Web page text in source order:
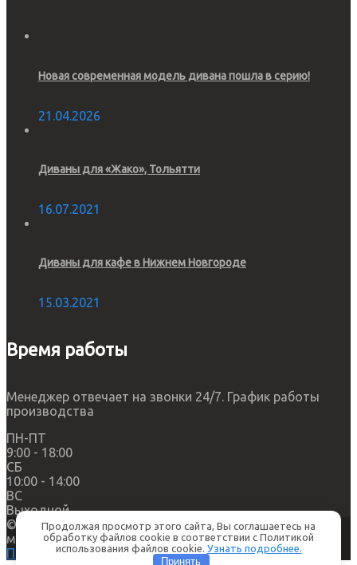
Новая современная модель дивана пошла в серию!
21.04.2026
Диваны для «Жако», Тольятти
16.07.2021
Диваны для кафе в Нижнем Новгороде
15.03.2021
Время работы
Менеджер отвечает на звонки 24/7. График работы
производства
ПН-ПТ
9:00 - 18:00
СБ
10:00 - 14:00
ВС
Выходной
© 2014-2026 ООО "МЕБЕЛЬПРОФИ" Самара. Мягкая
мебель для кафе и ресторанов.
Политика конфиденциальности
Продолжая просмотр этого сайта, Вы соглашаетесь на
обработку файлов cookie в соответствии с Политикой
использования файлов cookie. Узнать подробнее.
Принять